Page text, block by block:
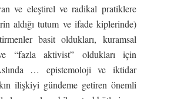
ve eleştirel ve radikal pratiklere
aldığı tutum ve ifade kiplerinde)
basit oldukları, kuramsal
“fazla aktivist” oldukları için
… epistemoloji ve iktidar
ilişkiyi gündeme getiren önemli